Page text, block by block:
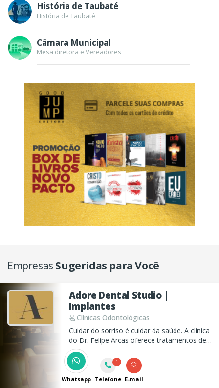
História de Taubaté
História de Taubaté
Câmara Municipal
Mesa diretora e Vereadores
Empresas Sugeridas para Você
Adore Dental Studio |
Implantes
Clínicas Odontológicas
Cuidar do sorriso é cuidar da saúde. A clínica
do Dr. Felipe Arcas oferece tratamentos de
Implantes, DTM, Dor Orofacial e
Alinhadores Invisíveis com tecnologia,
precisão e resultados naturais. Agende sua
avaliação!
Whatsapp
1
Telefone E-mail